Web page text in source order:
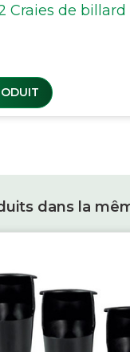
Craies de
dans la